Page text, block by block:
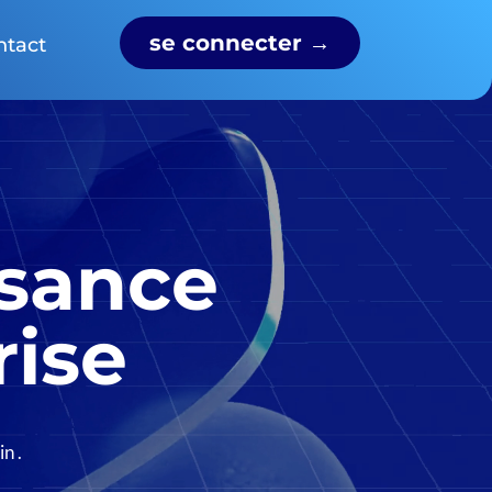
se connecter →
.